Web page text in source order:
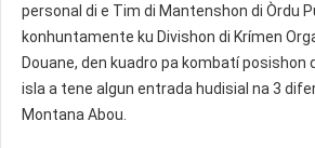
personal di e Tim di Mantenshon di Òrdu
konhuntamente ku Divishon di Krímen
Douane, den kuadro pa kombatí posishon
isla a tene algun entrada hudisial na 3
Montana Abou.